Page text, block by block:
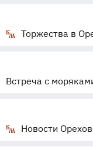
Торжества в
Встреча с
Новости